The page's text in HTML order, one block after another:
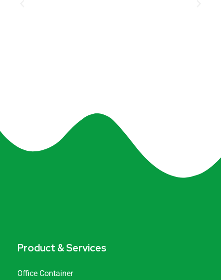
Product & Services
Office Container